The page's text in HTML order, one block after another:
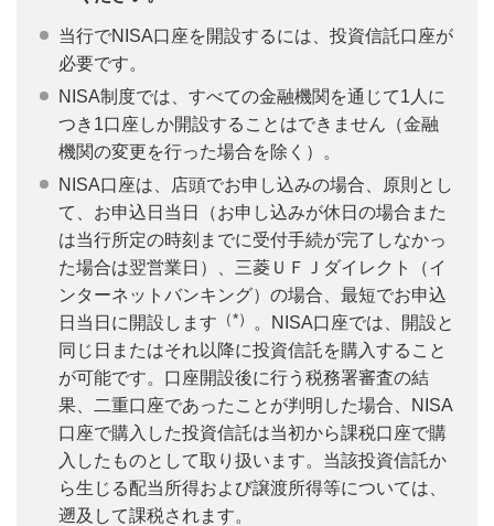
当行でNISA口座を開設するには、投資信託口座が
必要です。
NISA制度では、すべての金融機関を通じて1人に
つき1口座しか開設することはできません（金融
機関の変更を行った場合を除く）。
NISA口座は、店頭でお申し込みの場合、原則とし
て、お申込日当日（お申し込みが休日の場合また
は当行所定の時刻までに受付手続が完了しなかっ
た場合は翌営業日）、三菱ＵＦＪダイレクト（イ
ンターネットバンキング）の場合、最短でお申込
日当日に開設します （*）
。NISA口座では、開設と
同じ日またはそれ以降に投資信託を購入すること
が可能です。口座開設後に行う税務署審査の結
果、二重口座であったことが判明した場合、NISA
口座で購入した投資信託は当初から課税口座で購
入したものとして取り扱います。当該投資信託か
ら生じる配当所得および譲渡所得等については、
遡及して課税されます。